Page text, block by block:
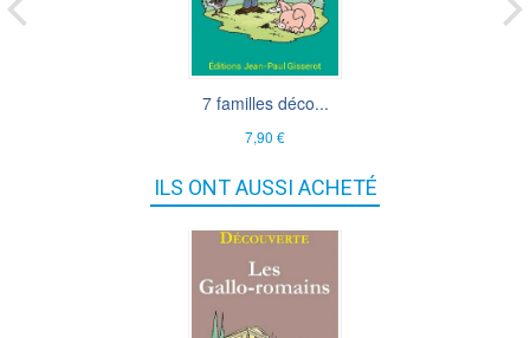
7 familles déco...
7,90 €
ILS ONT AUSSI ACHETÉ